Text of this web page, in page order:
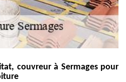
couvreur à Sermages pour